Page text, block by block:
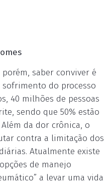
saber conviver é
do processo
40 milhões de pessoas
sendo que 50% estão
da dor crônica, o
contra a limitação dos
Atualmente existe
de manejo
a levar uma vida